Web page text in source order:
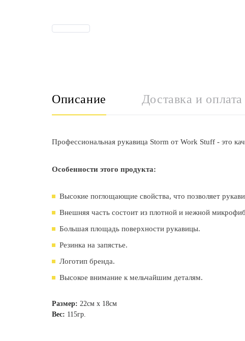
Описание Доставка и оплата
Профессиональная рукавица Storm от Work Stuff - это
Особенности этого продукта:
Высокие поглощающие свойства, что позволяет
Внешняя часть состоит из плотной и нежной
Большая площадь поверхности рукавицы.
Резинка на запястье.
Логотип бренда.
Высокое внимание к мельчайшим деталям.
Размер: 22см х 18см
Вес: 115гр.